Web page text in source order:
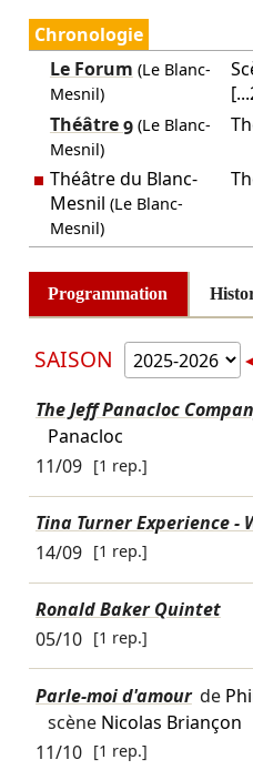
Chronologie
Le Forum (Le Blanc-
Mesnil)
Théâtre 9(Le Blanc-
Mesnil)
Théâtre du Blanc-
Mesnil (Le Blanc-
Mesnil)
Programmation
SAISON
The Jeff Panacloc
Panacloc
11/09 [1 rep.]
Tina Turner Experience -
14/09 [1 rep.]
Ronald Baker Quintet
05/10 [1 rep.]
Parle-moi d'amour de
scène Nicolas Briançon
11/10 [1 rep.]